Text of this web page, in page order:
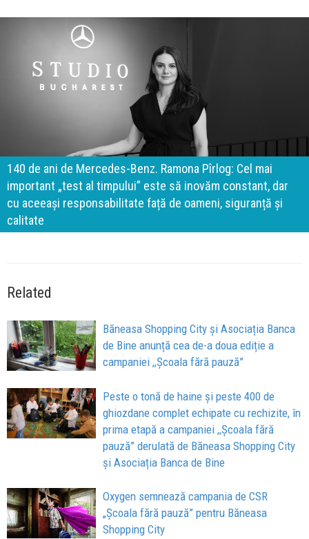
140 de ani de Mercedes-Benz. Ramona Pîrlog: Cel mai
important „test al timpului” este să inovăm constant, dar
cu aceeași responsabilitate față de oameni, siguranță și
calitate
Related
Băneasa Shopping City și Asociația Banca
de Bine anunță cea de-a doua ediție a
campaniei ,,Școala fără pauză”
Peste o tonă de haine și peste 400 de
ghiozdane complet echipate cu rechizite, în
prima etapă a campaniei ,,Școala fără
pauză” derulată de Băneasa Shopping City
și Asociația Banca de Bine
Oxygen semnează campania de CSR
„Școala fără pauză” pentru Băneasa
Shopping City